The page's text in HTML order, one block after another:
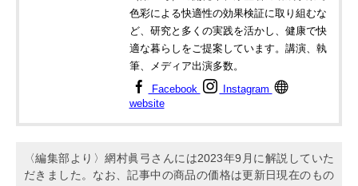
色彩による快適性の効果検証に取り組むな
ど、研究と多くの実践を活かし、健康で快
適な暮らしをご提案しています。講演、執
筆、メディア出演多数。
Facebook
Instagram
website
〈編集部より〉網村眞弓さんには2023年9月に解説していた
だきました。なお、記事中の商品の価格は更新日現在のもの